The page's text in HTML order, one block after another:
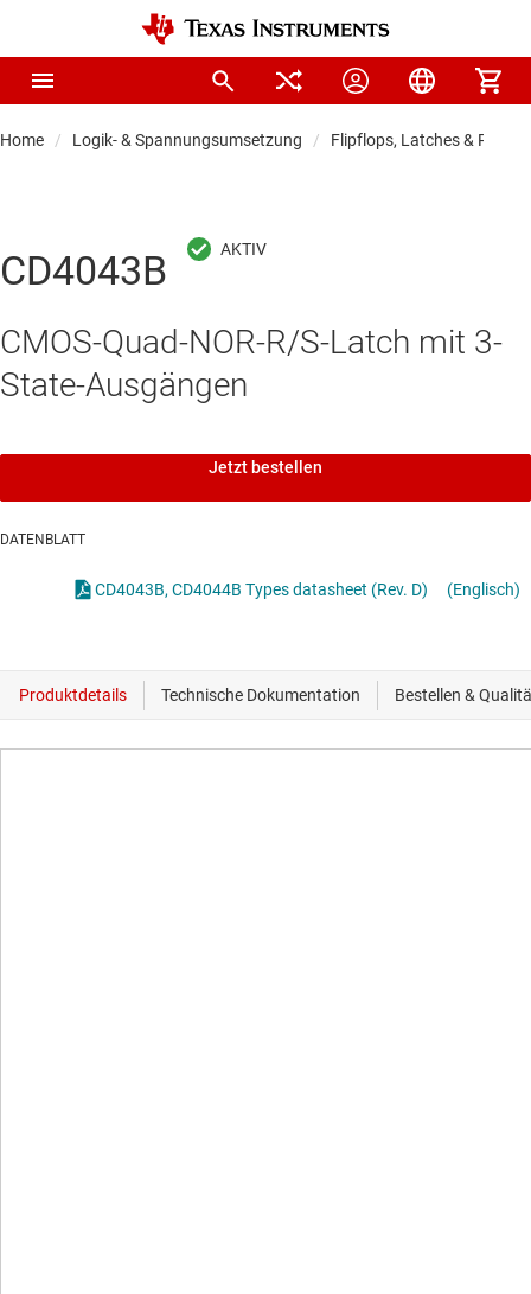
Home Logik- & Spannungsumsetzung Flipflops, Latches &
CD4043B
CMOS-Quad-NOR-R/S-Latch mit 3-
State-Ausgängen
Jetzt bestellen
DATENBLATT
CD4043B, CD4044B Types datasheet (Rev. D) (Englisch)